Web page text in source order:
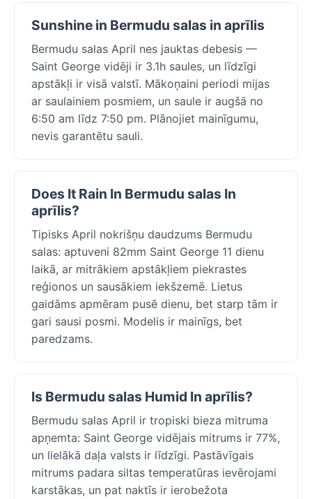
Sunshine in Bermudu salas in aprīlis
Bermudu salas April nes jauktas debesis —
Saint George vidēji ir 3.1h saules, un līdzīgi
apstākļi ir visā valstī. Mākoņaini periodi mijas
ar saulainiem posmiem, un saule ir augšā no
6:50 am līdz 7:50 pm. Plānojiet mainīgumu,
nevis garantētu sauli.
Does It Rain In Bermudu salas In
aprīlis?
Tipisks April nokrišņu daudzums Bermudu
salas: aptuveni 82mm Saint George 11 dienu
laikā, ar mitrākiem apstākļiem piekrastes
reģionos un sausākiem iekšzemē. Lietus
gaidāms apmēram pusē dienu, bet starp tām ir
gari sausi posmi. Modelis ir mainīgs, bet
paredzams.
Is Bermudu salas Humid In aprīlis?
Bermudu salas April ir tropiski bieza mitruma
apņemta: Saint George vidējais mitrums ir 77%,
un lielākā daļa valsts ir līdzīgi. Pastāvīgais
mitrums padara siltas temperatūras ievērojami
karstākas, un pat naktīs ir ierobežota